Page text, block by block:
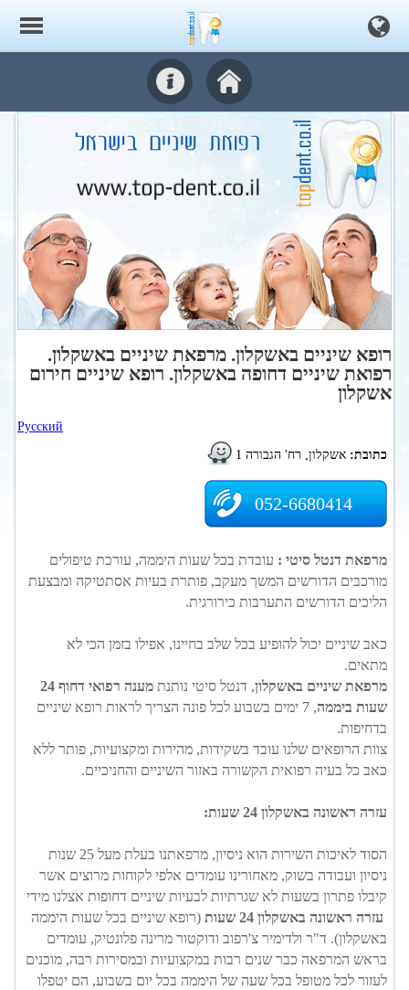
רופא שיניים באשקלון. מרפאת שיניים באשקלון.
רפואת שיניים דחופה באשקלון. רופא שיניים חירום
אשקלון
Русский
כתובת: אשקלון, רח' הגבורה 1
052-6680414
מרפאת דנטל סיטי : עובדת בכל שעות היממה, עורכת טיפולים
מורכבים הדורשים המשך מעקב, פותרת בעיות אסתטיקה ומבצעת
הליכים הדורשים התערבות כירורגית.
כאב שיניים יכול להופיע בכל שלב בחיינו, אפילו בזמן הכי לא
מתאים.
מרפאת שיניים באשקלון, דנטל סיטי נותנת
מענה רפואי דחוף 24
שעות ביממה
, 7 ימים בשבוע לכל פונה הצריך לראות רופא שיניים
בדחיפות.
צוות הרופאים שלנו עובד בשקידות, מהירות ומקצועיות, פותר ללא
כאב כל בעיה רפואית הקשורה באזור השיניים והחניכיים.
עזרה ראשונה באשקלון 24 שעות :
הסוד לאיכות השירות הוא ניסיון, מרפאתנו בעלת מעל 25 שנות
ניסיון ועבודה בשוק, מאחורינו עומדים אלפי לקוחות מרוצים אשר
קיבלו פתרון בשעות לא שגרתיות לבעיות שיניים דחופות אצלנו מידי
עזרה ראשונה באשקלון 24 שעות
(רופא שיניים בכל שעות היממה
באשקלון). ד"ר ולדימיר צ'רפוב ודוקטור מרינה פלונטיק, עומדים
בראש המרפאה כבר שנים רבות במקצועיות ובמסירות רבה, מוכנים
לעזור לכל מטופל בכל שעה של היממה בכל יום בשבוע, הם יטפלו